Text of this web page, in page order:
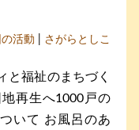
活動 さがらとしこ
と福祉のまちづく
再生へ1000戸の
いて お風呂のあ